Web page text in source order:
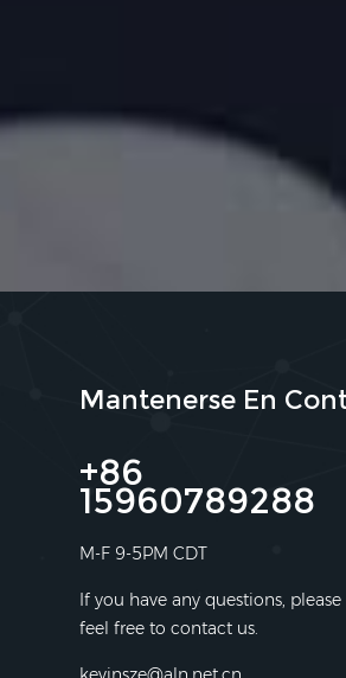
Mantenerse En
+86
15960789288
M-F 9-5PM CDT
If you have any questions, please
feel free to contact us.